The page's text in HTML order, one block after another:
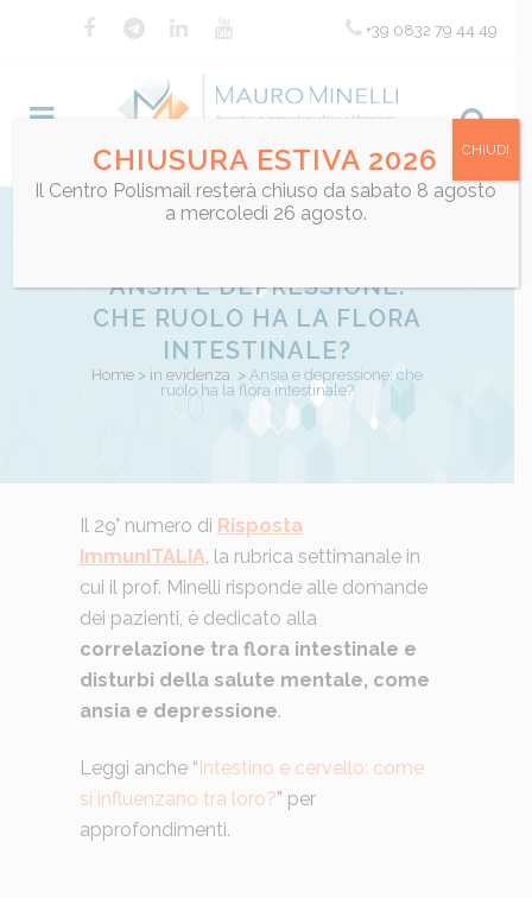
+39 0832 79 44 49
ANSIA E DEPRESSIONE:
CHE RUOLO HA LA FLORA
INTESTINALE?
Home > in evidenza > Ansia e depressione: che
ruolo ha la flora intestinale?
Posted at 13:55hinin evidenza
Il 29° numero di Risposta
ImmunITALIA , la rubrica settimanale in
cui il prof. Minelli risponde alle domande
dei pazienti, è dedicato alla
correlazione tra flora intestinale e
disturbi della salute mentale, come
ansia e depressione.
Leggi anche “Intestino e cervello: come
si influenzano tra loro?” per
approfondimenti.
CHIUSURA ESTIVA 2026
Il Centro Polismail resterà chiuso da sabato 8 agosto
a mercoledì 26 agosto.
CHIUDI